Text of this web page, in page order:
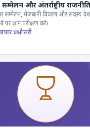
और अंतर्राष्ट्रीय राजनीति
सम्मेलन, मेजबानी विवरण और सदस्य
ज्ञान परीक्षण करें।
प्रश्नोत्तरी